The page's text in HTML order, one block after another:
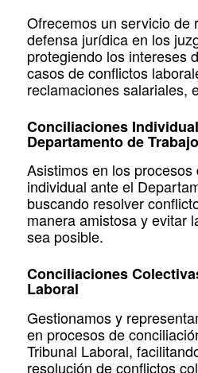
Ofrecemos un servicio de
defensa jurídica en los
protegiendo los intereses
casos de conflictos
reclamaciones salariales,
Conciliaciones
Departamento de Trabajo
Asistimos en los procesos
individual ante el
buscando resolver
manera amistosa y evitar
sea posible.
Conciliaciones
Laboral
Gestionamos y
en procesos de
Tribunal Laboral,
resolución de conflictos